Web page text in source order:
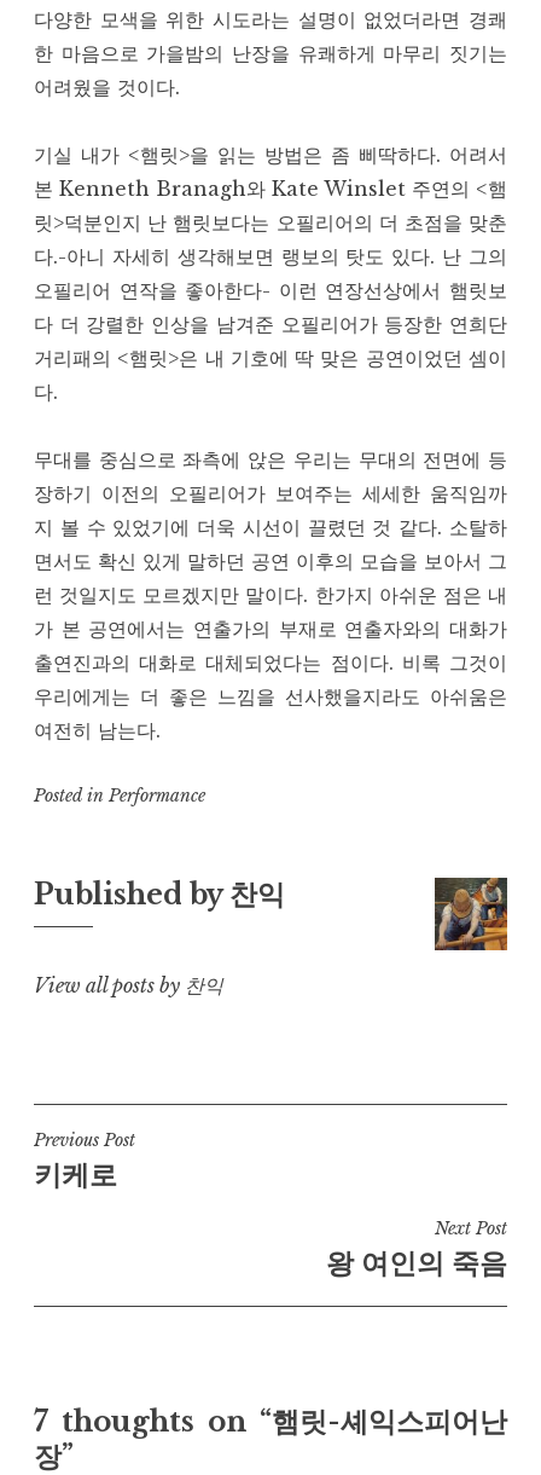
다양한 모색을 위한 시도라는 설명이 없었더라면 경쾌
한 마음으로 가을밤의 난장을 유쾌하게 마무리 짓기는
어려웠을 것이다.
기실 내가 <햄릿>을 읽는 방법은 좀 삐딱하다. 어려서
본 Kenneth Branagh와 Kate Winslet 주연의 <햄
릿>덕분인지 난 햄릿보다는 오필리어의 더 초점을 맞춘
다.-아니 자세히 생각해보면 랭보의 탓도 있다. 난 그의
오필리어 연작을 좋아한다- 이런 연장선상에서 햄릿보
다 더 강렬한 인상을 남겨준 오필리어가 등장한 연희단
거리패의 <햄릿>은 내 기호에 딱 맞은 공연이었던 셈이
다.
무대를 중심으로 좌측에 앉은 우리는 무대의 전면에 등
장하기 이전의 오필리어가 보여주는 세세한 움직임까
지 볼 수 있었기에 더욱 시선이 끌렸던 것 같다. 소탈하
면서도 확신 있게 말하던 공연 이후의 모습을 보아서 그
런 것일지도 모르겠지만 말이다. 한가지 아쉬운 점은 내
가 본 공연에서는 연출가의 부재로 연출자와의 대화가
출연진과의 대화로 대체되었다는 점이다. 비록 그것이
우리에게는 더 좋은 느낌을 선사했을지라도 아쉬움은
여전히 남는다.
Posted in Performance
Published by찬익
View all posts by 찬익
Post
navigation
Previous Post
키케로
Next Post
왕 여인의 죽음
7 thoughts on “햄릿-셰익스피어난
장”